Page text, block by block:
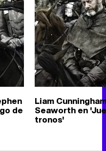
de
Liam
Seaworth en
tronos'